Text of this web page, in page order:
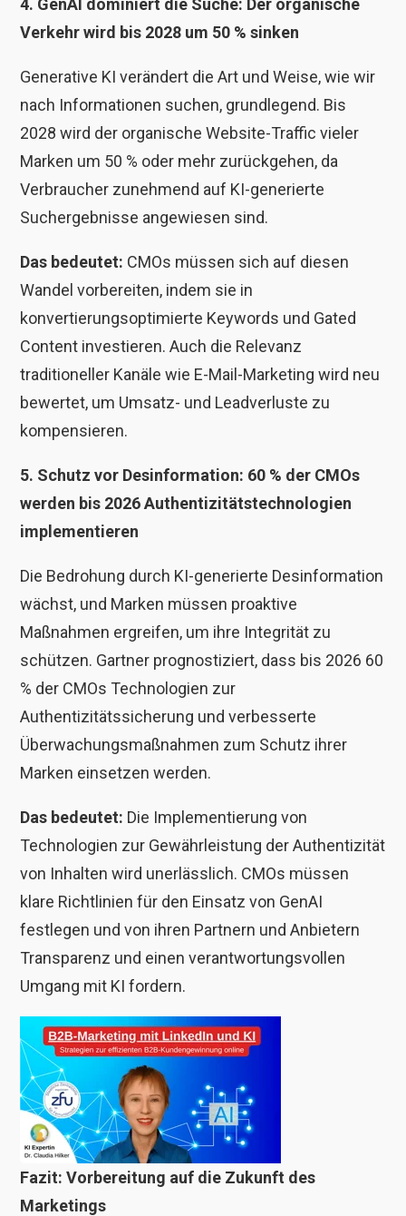
4. GenAI dominiert die Suche: Der organische
Verkehr wird bis 2028 um 50 % sinken
Generative KI verändert die Art und Weise, wie wir
nach Informationen suchen, grundlegend. Bis
2028 wird der organische Website-Traffic vieler
Marken um 50 % oder mehr zurückgehen, da
Verbraucher zunehmend auf KI-generierte
Suchergebnisse angewiesen sind.
Das bedeutet: CMOs müssen sich auf diesen
Wandel vorbereiten, indem sie in
konvertierungsoptimierte Keywords und Gated
Content investieren. Auch die Relevanz
traditioneller Kanäle wie E-Mail-Marketing wird neu
bewertet, um Umsatz- und Leadverluste zu
kompensieren.
5. Schutz vor Desinformation: 60 % der CMOs
werden bis 2026 Authentizitätstechnologien
implementieren
Die Bedrohung durch KI-generierte Desinformation
wächst, und Marken müssen proaktive
Maßnahmen ergreifen, um ihre Integrität zu
schützen. Gartner prognostiziert, dass bis 2026 60
% der CMOs Technologien zur
Authentizitätssicherung und verbesserte
Überwachungsmaßnahmen zum Schutz ihrer
Marken einsetzen werden.
Das bedeutet: Die Implementierung von
Technologien zur Gewährleistung der Authentizität
von Inhalten wird unerlässlich. CMOs müssen
klare Richtlinien für den Einsatz von GenAI
festlegen und von ihren Partnern und Anbietern
Transparenz und einen verantwortungsvollen
Umgang mit KI fordern.
Fazit: Vorbereitung auf die Zukunft des
Marketings